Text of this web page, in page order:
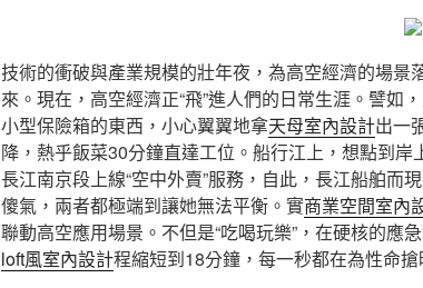
技術的衝破與產業規模的壯年夜，為高空經濟的場
來。現在，高空經濟正“飛”進人們的日常生涯。譬如
小型保險箱的東西，小心翼翼地拿天母室內設計出一
降，熱乎飯菜30分鐘直達工位。船行江上，想點到
長江南京段上線“空中外賣”服務，自此，長江船舶而
傻氣，兩者都極端到讓她無法平衡。實商業空間室內
聯動高空應用場景。不但是“吃喝玩樂”，在硬核的應
loft風室內設計程縮短到18分鐘，每一秒都在為性命搶